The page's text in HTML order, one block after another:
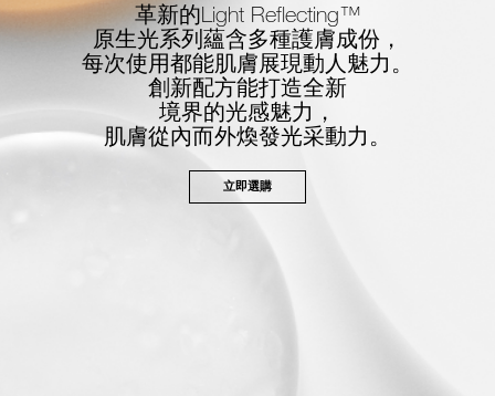
革新的Light Reflecting™
原生光系列蘊含多種護膚成份，
每次使用都能肌膚展現動人魅力。
創新配方能打造全新
境界的光感魅力，
肌膚從內而外煥發光采動力。
立即選購